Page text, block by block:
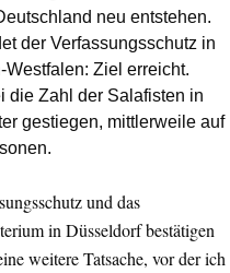
neu entstehen.
der Verfassungsschutz in
Westfalen: Ziel erreicht.
die Zahl der Salafisten in
gestiegen, mittlerweile auf
und das
in Düsseldorf bestätigen
weitere Tatsache, vor der ich